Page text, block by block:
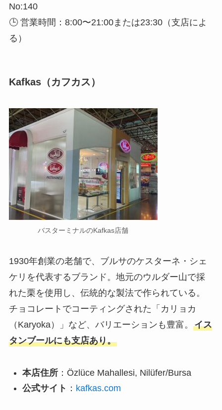
No:140
🕒 営業時間：8:00〜21:00または23:30（支店によ
る）
Kafkas（カフカス）
バスターミナルのKafkas店舗
1930年創業の老舗で、ブルサのケスターネ・シェ
ケリを代表するブランド。地元のウルダー山で採
れた栗を使用し、伝統的な製法で作られている。
チョコレートでコーティングされた「カリョカ
（Karyoka）」など、バリエーションも豊富。 イス
タンブールにも支店あり。
本店住所：Özlüce Mahallesi, Nilüfer/Bursa
公式サイト ： kafkas.com